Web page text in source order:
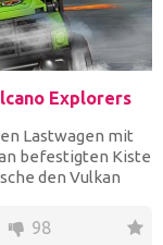
Explorers
Lastwagen mit
befestigten Kiste
den Vulkan
98